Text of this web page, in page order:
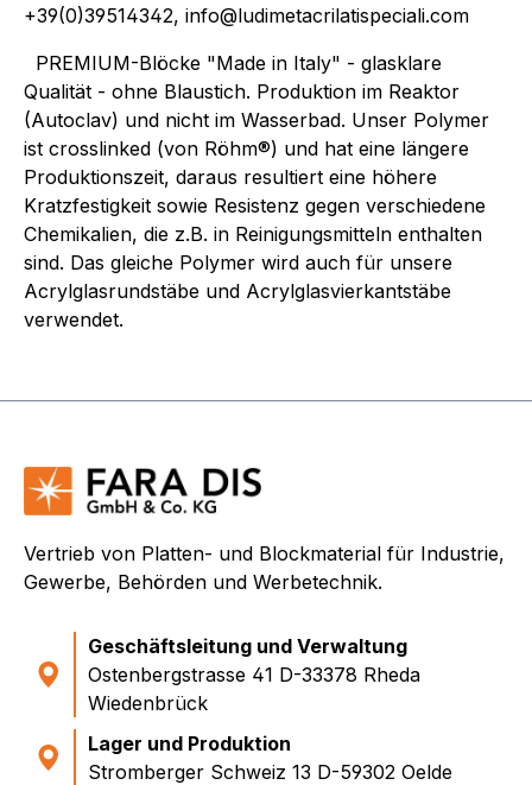
+39(0)39514342, info@ludimetacrilatispeciali.com
PREMIUM-Blöcke "Made in Italy" - glasklare
Qualität - ohne Blaustich. Produktion im Reaktor
(Autoclav) und nicht im Wasserbad. Unser Polymer
ist crosslinked (von Röhm®) und hat eine längere
Produktionszeit, daraus resultiert eine höhere
Kratzfestigkeit sowie Resistenz gegen verschiedene
Chemikalien, die z.B. in Reinigungsmitteln enthalten
sind. Das gleiche Polymer wird auch für unsere
Acrylglasrundstäbe und Acrylglasvierkantstäbe
verwendet.
Vertrieb von Platten- und Blockmaterial für Industrie,
Gewerbe, Behörden und Werbetechnik.
Geschäftsleitung und Verwaltung
Ostenbergstrasse 41 D-33378 Rheda
Wiedenbrück
Lager und Produktion
Stromberger Schweiz 13 D-59302 Oelde